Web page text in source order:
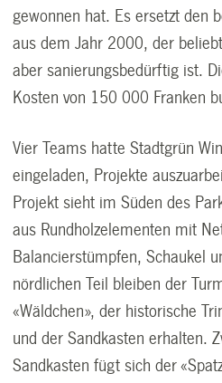
gewonnen hat. Es ersetzt den
aus dem Jahr 2000, der
aber sanierungsbedürftig ist.
Kosten von 150 000 Franken
Vier Teams hatte Stadtgrün
eingeladen, Projekte
Projekt sieht im Süden des
aus Rundholzelementen mit
Balancierstümpfen, Schaukel
nördlichen Teil bleiben der
«Wäldchen», der historische
und der Sandkasten erhalten.
Sandkasten fügt sich der